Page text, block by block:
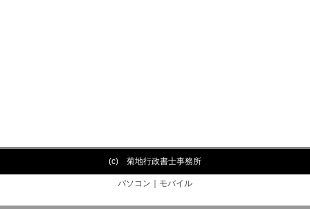
(c) 菊地行政書士事務所
パソコン ｜モバイル